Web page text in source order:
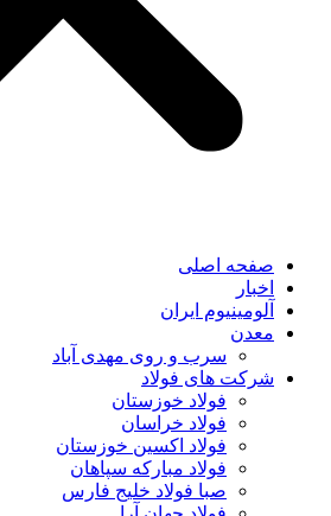
صفحه اصلی
اخبار
آلومینیوم ایران
معدن
سرب و روی مهدی آباد
شرکت های فولاد
فولاد خوزستان
فولاد خراسان
فولاد اکسین خوزستان
فولاد مبارکه سپاهان
صبا فولاد خلیج فارس